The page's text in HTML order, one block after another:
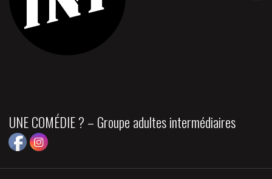
UNE COMÉDIE ? – Groupe adultes intermédiaires